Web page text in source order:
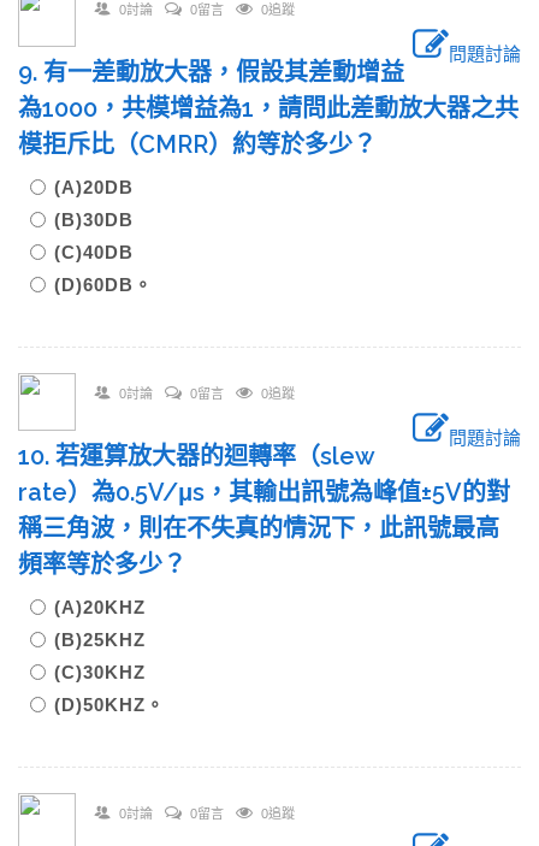
0討論 0留言 0追蹤
問題討論
9. 有一差動放大器，假設其差動增益
為1000，共模增益為1，請問此差動放大器之共
模拒斥比（CMRR）約等於多少？
(A)20DB
(B)30DB
(C)40DB
(D)60DB。
0討論 0留言 0追蹤
問題討論
10. 若運算放大器的迴轉率（slew
rate）為0.5V/μs，其輸出訊號為峰值±5V的對
稱三角波，則在不失真的情況下，此訊號最高
頻率等於多少？
(A)20KHZ
(B)25KHZ
(C)30KHZ
(D)50KHZ。
0討論 0留言 0追蹤